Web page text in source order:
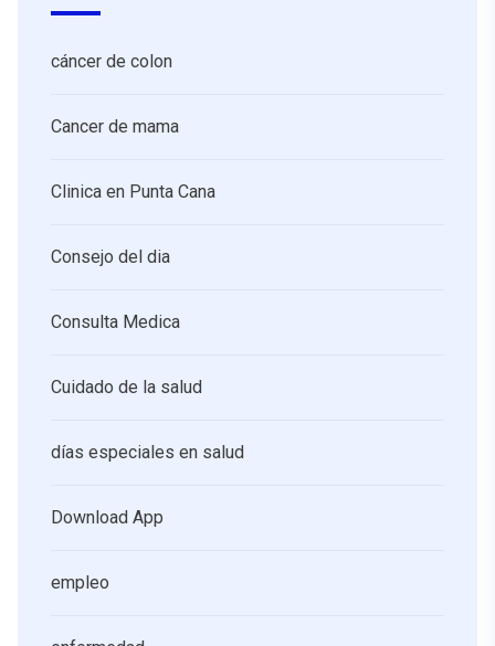
cáncer de colon
Cancer de mama
Clinica en Punta Cana
Consejo del dia
Consulta Medica
Cuidado de la salud
días especiales en salud
Download App
empleo